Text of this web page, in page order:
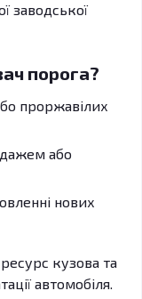
заводської
порога?
проржавілих
або
нових
кузова та
автомобіля.